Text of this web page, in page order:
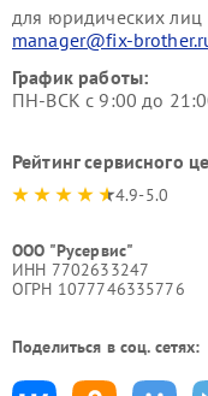
для юридических лиц
manager@fix-
График работы:
ПН-ВСК с 9:00 до
Рейтинг сервисного
4.9-5.0
ООО "Русервис"
ИНН 7702633247
ОГРН 1077746335776
Поделиться в соц. сетях: